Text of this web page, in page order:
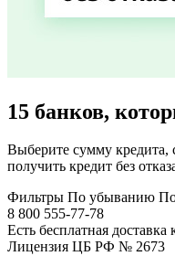
15 банков,
Выберите сумму кредита,
получить кредит без
Фильтры По убыванию По
8 800 555-77-78
Есть бесплатная доставка
Лицензия ЦБ РФ № 2673